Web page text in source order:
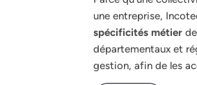
une entreprise,
spécificités métier
départementaux et
gestion, afin de les